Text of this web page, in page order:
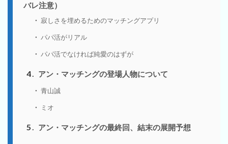
バレ注意）
寂しさを埋めるためのマッチングアプリ
パパ活がリアル
パパ活でなければ純愛のはずが
4 アン・マッチングの登場人物について
青山誠
ミオ
5 アン・マッチングの最終回、結末の展開予想